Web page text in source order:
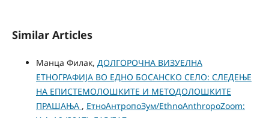
Similar Articles
Манца Филак, ДОЛГОРОЧНА ВИЗУЕЛНА
ЕТНОГРАФИЈА ВО ЕДНО БОСАНСКО СЕЛО: СЛЕДЕЊЕ
НА ЕПИСТЕМОЛОШКИТЕ И МЕТОДОЛОШКИТЕ
ПРАШАЊА , ЕтноАнтропоЗум/EthnoAnthropoZoom: